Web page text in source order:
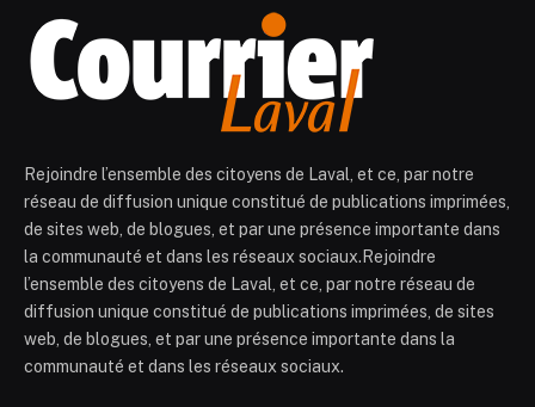
Rejoindre l’ensemble des citoyens de Laval, et ce, par notre
réseau de diffusion unique constitué de publications imprimées,
de sites web, de blogues, et par une présence importante dans
la communauté et dans les réseaux sociaux.Rejoindre
l’ensemble des citoyens de Laval, et ce, par notre réseau de
diffusion unique constitué de publications imprimées, de sites
web, de blogues, et par une présence importante dans la
communauté et dans les réseaux sociaux.